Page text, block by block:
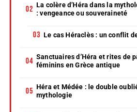
La colère d’Héra dans la
: vengeance ou souveraineté
Le cas Héraclès : un conflit
Sanctuaires d’Héra et rites de
féminins en Grèce antique
Héra et Médée : le double
mythologie